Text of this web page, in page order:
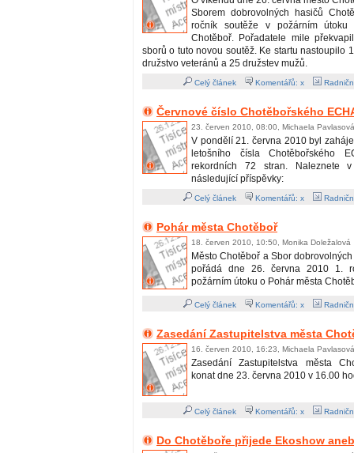
Sborem dobrovolných hasičů
ročník soutěže v požárním
Chotěboř. Pořadatele mile
sborů o tuto novou soutěž. Ke startu nastoupilo
družstvo veteránů a 25 družstev mužů.
Celý článek Komentářů: x
Červnové číslo Chotěbořského
23. červen 2010, 08:00, Michaela Pavlasová
V pondělí 21. června 2010 byl
letošního čísla Chotěbořského
rekordních 72 stran. Naleznete
následující příspěvky:
Celý článek Komentářů: x
Pohár města Chotěboř
18. červen 2010, 10:50, Monika Doležalová
Město Chotěboř a Sbor
pořádá dne 26. června 2010 1.
požárním útoku o Pohár města
Celý článek Komentářů: x
Zasedání Zastupitelstva města
16. červen 2010, 16:23, Michaela Pavlasová
Zasedání Zastupitelstva města
konat dne 23. června 2010 v 16.00
Celý článek Komentářů: x
Do Chotěboře přijede Ekoshow